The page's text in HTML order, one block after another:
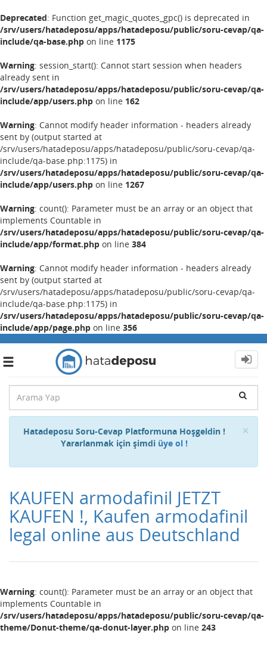
Deprecated: Function get_magic_quotes_gpc() is deprecated in
/srv/users/hatadeposu/apps/hatadeposu/public/soru-cevap/qa-
include/qa-base.php on line 1175
Warning: session_start(): Cannot start session when headers
already sent in
/srv/users/hatadeposu/apps/hatadeposu/public/soru-cevap/qa-
include/app/users.php on line 162
Warning: Cannot modify header information - headers already
sent by (output started at
/srv/users/hatadeposu/apps/hatadeposu/public/soru-cevap/qa-
include/qa-base.php:1175) in
/srv/users/hatadeposu/apps/hatadeposu/public/soru-cevap/qa-
include/app/users.php on line 1267
Warning: count(): Parameter must be an array or an object that
implements Countable in
/srv/users/hatadeposu/apps/hatadeposu/public/soru-cevap/qa-
include/app/format.php on line 384
Warning: Cannot modify header information - headers already
sent by (output started at
/srv/users/hatadeposu/apps/hatadeposu/public/soru-cevap/qa-
include/qa-base.php:1175) in
/srv/users/hatadeposu/apps/hatadeposu/public/soru-cevap/qa-
include/app/page.php on line 356
Toggle
×
Hatadeposu Soru-Cevap Platformuna Hoşgeldin !
Yararlanmak için şimdi üye ol !
KAUFEN armodafinil JETZT
KAUFEN !, Kaufen armodafinil
legal online aus Deutschland
Warning: count(): Parameter must be an array or an object that
implements Countable in
/srv/users/hatadeposu/apps/hatadeposu/public/soru-cevap/qa-
theme/Donut-theme/qa-donut-layer.php on line 243